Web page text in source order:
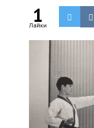
1
Лайки